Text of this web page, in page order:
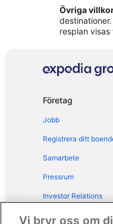
Hotell i Torrox
Lägenheter i
B&B i Torre del
Övriga
resplan
Företag
Jobb
Registrera ditt
Samarbete
Pressrum
Investor Relations
Vi bryr oss om